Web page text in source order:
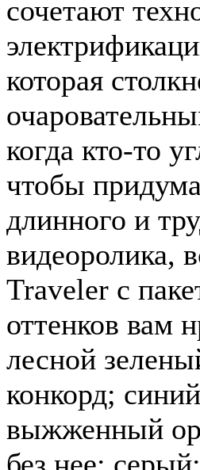
сочетают
которая
когда кто-то
чтобы
длинного и
видеоролика,
Traveler с
оттенков вам
лесной
конкорд;
выжженный